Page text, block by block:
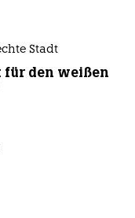
Stadt
für den weißen